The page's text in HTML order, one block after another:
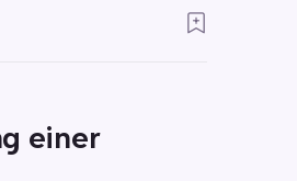
einer